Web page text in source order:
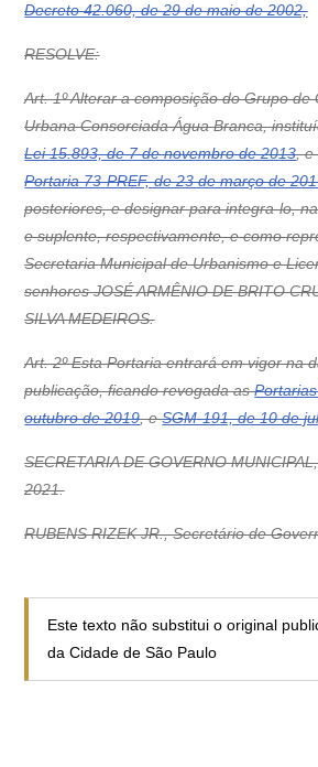
Decreto 42.060, de 29 de maio de 2002,
RESOLVE:
Art. 1º Alterar a composição do Grupo
Urbana Consorciada Água Branca,
Lei 15.893, de 7 de novembro de 2013, e
Portaria 73-PREF, de 23 de março de
posteriores, e designar para integra-lo,
e suplente, respectivamente, e como
Secretaria Municipal de Urbanismo e
senhores JOSÉ ARMÊNIO DE BRITO
SILVA MEDEIROS.
Art. 2º Esta Portaria entrará em vigor na
publicação, ficando revogada as
outubro de 2019, eSGM-191, de 10 de
SECRETARIA DE GOVERNO
2021.
RUBENS RIZEK JR., Secretário de
Este texto não substitui o original
da Cidade de São Paulo